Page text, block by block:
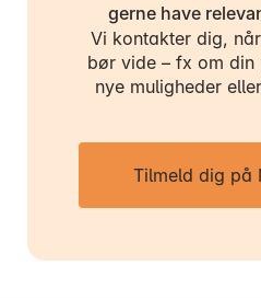
gerne have
Vi kontakter dig,
bør vide – fx om din
nye muligheder
Tilmeld dig på